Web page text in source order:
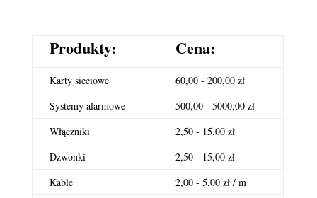
Produkty: Cena:
Karty sieciowe
60,00 - 200,00 zł
Systemy alarmowe
500,00 - 5000,00 zł
Włączniki
2,50 - 15,00 zł
Dzwonki
2,50 - 15,00 zł
Kable
2,00 - 5,00 zł / m